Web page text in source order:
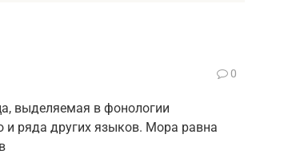
0
выделяемая в фонологии
и ряда других языков. Мора равна